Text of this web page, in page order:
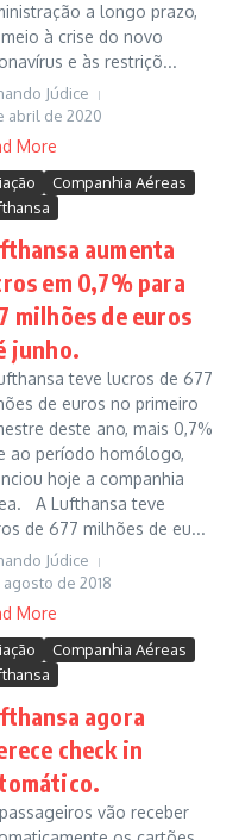
a longo prazo,
à crise do novo
e às restriçõ...
Júdice
abril de 2020
More
Companhia Aéreas
aumenta
em 0,7% para
milhões de euros
junho.
teve lucros de 677
de euros no primeiro
deste ano, mais 0,7%
ao período homólogo,
hoje a companhia
A Lufthansa teve
de 677 milhões de eu...
Júdice
agosto de 2018
More
Companhia Aéreas
agora
check in
vão receber